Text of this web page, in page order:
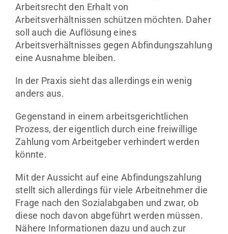
Arbeitsrecht den Erhalt von
Arbeitsverhältnissen schützen möchten. Daher
soll auch die Auflösung eines
Arbeitsverhältnisses gegen Abfindungszahlung
eine Ausnahme bleiben.
In der Praxis sieht das allerdings ein wenig
anders aus.
Gegenstand in einem arbeitsgerichtlichen
Prozess, der eigentlich durch eine freiwillige
Zahlung vom Arbeitgeber verhindert werden
könnte.
Mit der Aussicht auf eine Abfindungszahlung
stellt sich allerdings für viele Arbeitnehmer die
Frage nach den Sozialabgaben und zwar, ob
diese noch davon abgeführt werden müssen.
Nähere Informationen dazu und auch zur